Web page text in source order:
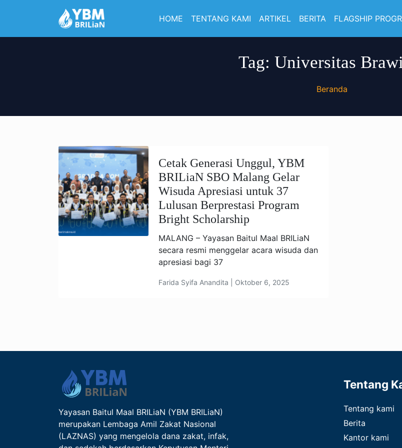
HOME TENTANG KAMI ARTIKEL BERITA FLAGSHIP
Tag: Universitas
Beranda
Cetak Generasi Unggul, YBM
BRILiaN SBO Malang Gelar
Wisuda Apresiasi untuk 37
Lulusan Berprestasi Program
Bright Scholarship
MALANG – Yayasan Baitul Maal BRILiaN
secara resmi menggelar acara wisuda dan
apresiasi bagi 37
Farida Syifa Anandita | Oktober 6, 2025
Yayasan Baitul Maal BRILiaN (YBM BRILiaN)
merupakan Lembaga Amil Zakat Nasional
(LAZNAS) yang mengelola dana zakat, infak,
Tentang
Tentang kami
Berita
Kantor kami